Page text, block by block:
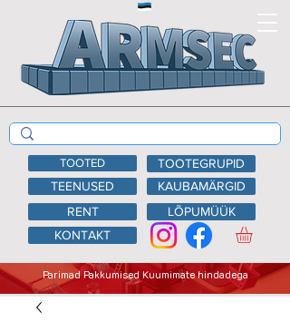
TEENUSED
KAUBAMÄRGID
RENT
LÕPUMÜÜK
KONTAKT
Parimad Pakkumised Kuumimate hindadega
TOOTED TOOTEGRUPID